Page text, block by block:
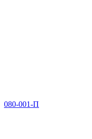
080-001-П